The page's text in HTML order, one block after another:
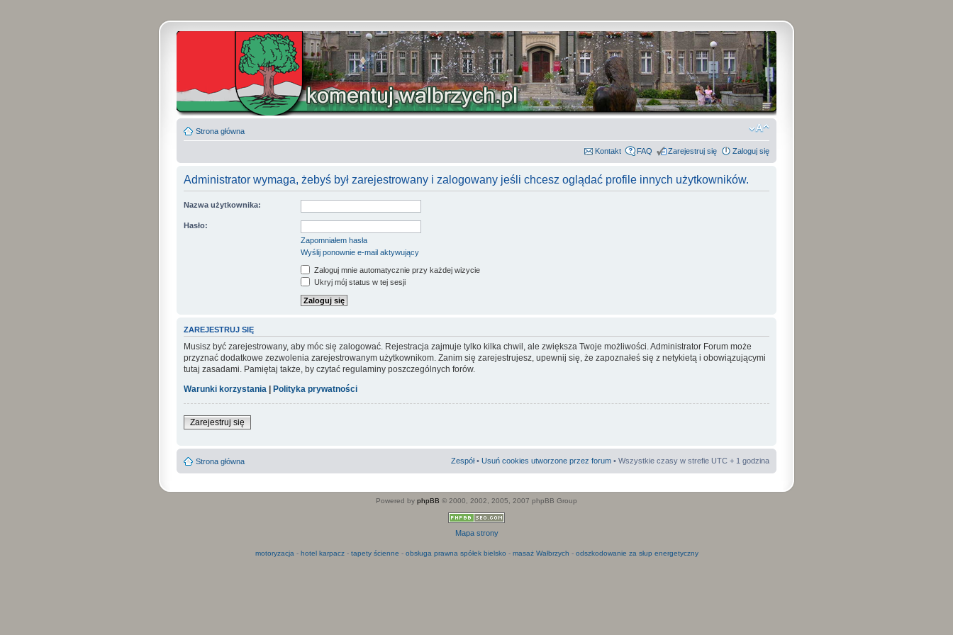
Strona główna
Kontakt FAQ Zarejestruj się Zaloguj się
Administrator wymaga, żebyś był zarejestrowany i zalogowany jeśli chcesz oglądać profile innych użytkowników.
Nazwa użytkownika:
Hasło:
Zapomniałem hasła
Wyślij ponownie e-mail aktywujący
Zaloguj mnie automatycznie przy każdej wizycie
Ukryj mój status w tej sesji
ZAREJESTRUJ SIĘ
Musisz być zarejestrowany, aby móc się zalogować. Rejestracja zajmuje tylko kilka chwil, ale zwiększa Twoje możliwości. Administrator Forum może
przyznać dodatkowe zezwolenia zarejestrowanym użytkownikom. Zanim się zarejestrujesz, upewnij się, że zapoznałeś się z netykietą i obowiązującymi
tutaj zasadami. Pamiętaj także, by czytać regulaminy poszczególnych forów.
Warunki korzystania | Polityka prywatności
Zarejestruj się
Strona główna Zespół• Usuń cookies utworzone przez forum • Wszystkie czasy w strefie UTC + 1 godzina
Powered by phpBB © 2000, 2002, 2005, 2007 phpBB Group
Mapa strony
motoryzacja - hotel karpacz- tapety ścienne - obsługa prawna spółek bielsko - masaż Wałbrzych - odszkodowanie za słup energetyczny